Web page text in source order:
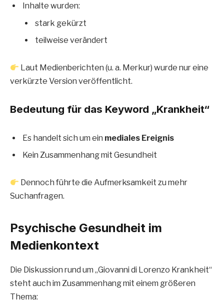
Inhalte wurden:
stark gekürzt
teilweise verändert
Laut Medienberichten (u. a. Merkur) wurde nur eine
verkürzte Version veröffentlicht.
Bedeutung für das Keyword „Krankheit“
Es handelt sich um ein mediales Ereignis
Kein Zusammenhang mit Gesundheit
Dennoch führte die Aufmerksamkeit zu mehr
Suchanfragen.
Psychische Gesundheit im
Medienkontext
Die Diskussion rund um „Giovanni di Lorenzo Krankheit“
steht auch im Zusammenhang mit einem größeren
Thema: